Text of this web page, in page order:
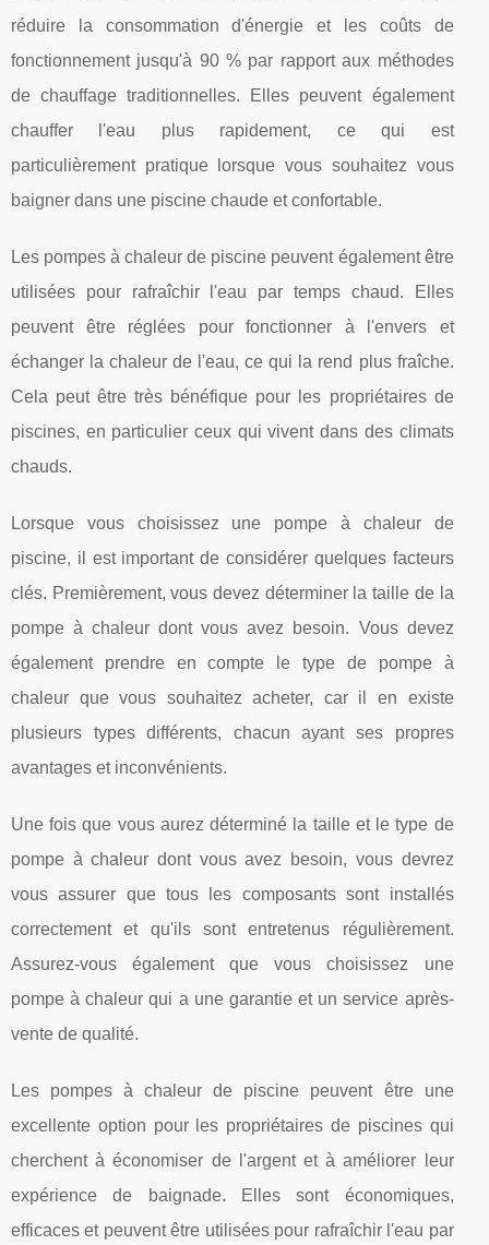
réduire la consommation d'énergie et les coûts de
fonctionnement jusqu'à 90 % par rapport aux méthodes
de chauffage traditionnelles. Elles peuvent également
chauffer l'eau plus rapidement, ce qui est
particulièrement pratique lorsque vous souhaitez vous
baigner dans une piscine chaude et confortable.
Les pompes à chaleur de piscine peuvent également être
utilisées pour rafraîchir l'eau par temps chaud. Elles
peuvent être réglées pour fonctionner à l'envers et
échanger la chaleur de l'eau, ce qui la rend plus fraîche.
Cela peut être très bénéfique pour les propriétaires de
piscines, en particulier ceux qui vivent dans des climats
chauds.
Lorsque vous choisissez une pompe à chaleur de
piscine, il est important de considérer quelques facteurs
clés. Premièrement, vous devez déterminer la taille de la
pompe à chaleur dont vous avez besoin. Vous devez
également prendre en compte le type de pompe à
chaleur que vous souhaitez acheter, car il en existe
plusieurs types différents, chacun ayant ses propres
avantages et inconvénients.
Une fois que vous aurez déterminé la taille et le type de
pompe à chaleur dont vous avez besoin, vous devrez
vous assurer que tous les composants sont installés
correctement et qu'ils sont entretenus régulièrement.
Assurez-vous également que vous choisissez une
pompe à chaleur qui a une garantie et un service après-
vente de qualité.
Les pompes à chaleur de piscine peuvent être une
excellente option pour les propriétaires de piscines qui
cherchent à économiser de l'argent et à améliorer leur
expérience de baignade. Elles sont économiques,
efficaces et peuvent être utilisées pour rafraîchir l'eau par